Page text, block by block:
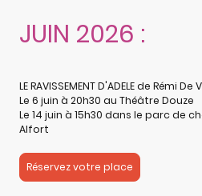
JUIN 2026 :
LE RAVISSEMENT D'ADELE de Rémi De
Le 6 juin à 20h30 au Théâtre Douze
Le 14 juin à 15h30 dans le parc de
Alfort
Réservez votre place